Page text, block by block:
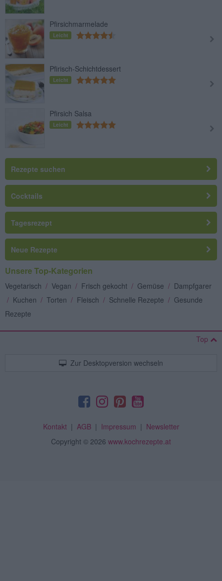
Pfirsichmarmelade
Leicht
Pfirisch-Schichtdessert
Leicht
Pfirsich Salsa
Leicht
Rezepte suchen
Cocktails
Tagesrezept
Neue Rezepte
Unsere Top-Kategorien
Vegetarisch / Vegan / Frisch gekocht / Gemüse / Dampfgarer
/ Kuchen / Torten / Fleisch / Schnelle Rezepte / Gesunde
Rezepte
Top
Zur Desktopversion wechseln
Kontakt| AGB| Impressum | Newsletter
Copyright © 2026 www.kochrezepte.at